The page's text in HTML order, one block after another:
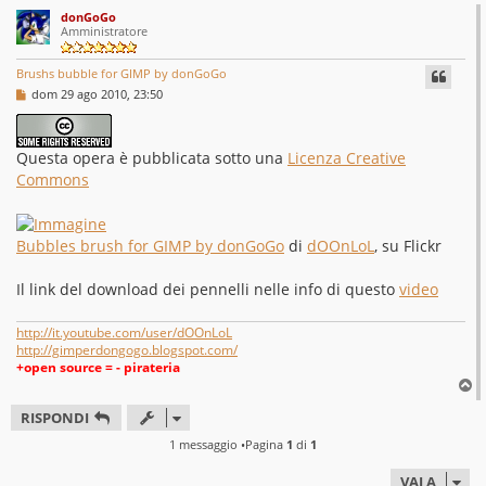
donGoGo
Amministratore
Brushs bubble for GIMP by donGoGo
M
s
a
g
g
i
dom 29 ago 2010, 23:50
Questa opera è pubblicata sotto una Licenza Creative
Commons
Bubbles brush for GIMP by donGoGo di dOOnLoL, su Flickr
Il link del download dei pennelli nelle info di questo video
http://it.youtube.com/user/dOOnLoL
http://gimperdongogo.blogspot.com/
+open source = - pirateria
o
RISPONDI
1 messaggio •Pagina 1 di 1
VAI A